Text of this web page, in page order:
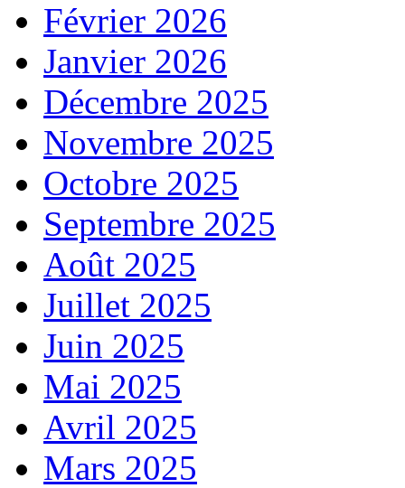
Février 2026
Janvier 2026
Décembre 2025
Novembre 2025
Octobre 2025
Septembre 2025
Août 2025
Juillet 2025
Juin 2025
Mai 2025
Avril 2025
Mars 2025